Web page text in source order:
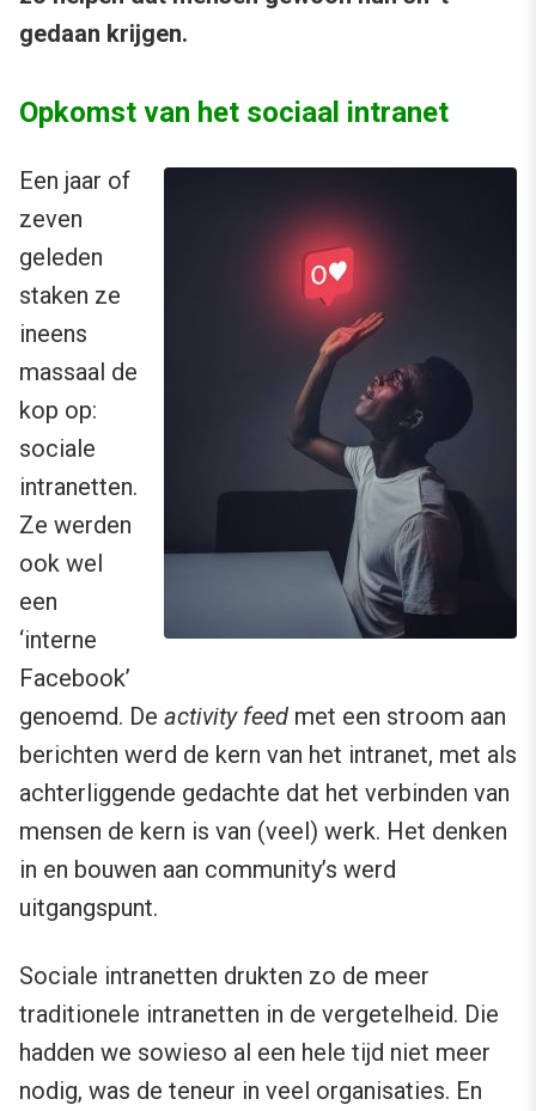
gedaan krijgen.
Opkomst van het sociaal intranet
Een jaar of
zeven
geleden
staken ze
ineens
massaal de
kop op:
sociale
intranetten.
Ze werden
ook wel
een
‘interne
Facebook’
genoemd. De activity feed met een stroom aan
berichten werd de kern van het intranet, met als
achterliggende gedachte dat het verbinden van
mensen de kern is van (veel) werk. Het denken
in en bouwen aan community’s werd
uitgangspunt.
Sociale intranetten drukten zo de meer
traditionele intranetten in de vergetelheid. Die
hadden we sowieso al een hele tijd niet meer
nodig, was de teneur in veel organisaties. En